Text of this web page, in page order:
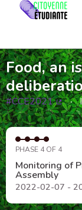
Food, an
#CCE2021
PHASE 4 OF 4
Monitoring of
Assembly
2022-02-07 -